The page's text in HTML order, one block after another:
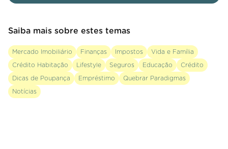
Saiba mais sobre estes temas
Mercado Imobiliário Finanças Impostos Vida e Família
Crédito Habitação Lifestyle Seguros Educação Crédito
Dicas de Poupança Empréstimo Quebrar Paradigmas
Notícias